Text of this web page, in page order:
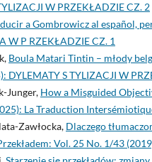
W PRZEKŁADZIE CZ. 2
a Gombrowicz al español,
W P RZEKŁADZIE CZ. 1
Boula Matari Tintin – młody
DYLEMATY S TYLIZACJI W
Junger, How a Misguided
La Traduction
Zawłocka, Dlaczego
Vol. 25 No. 1/43